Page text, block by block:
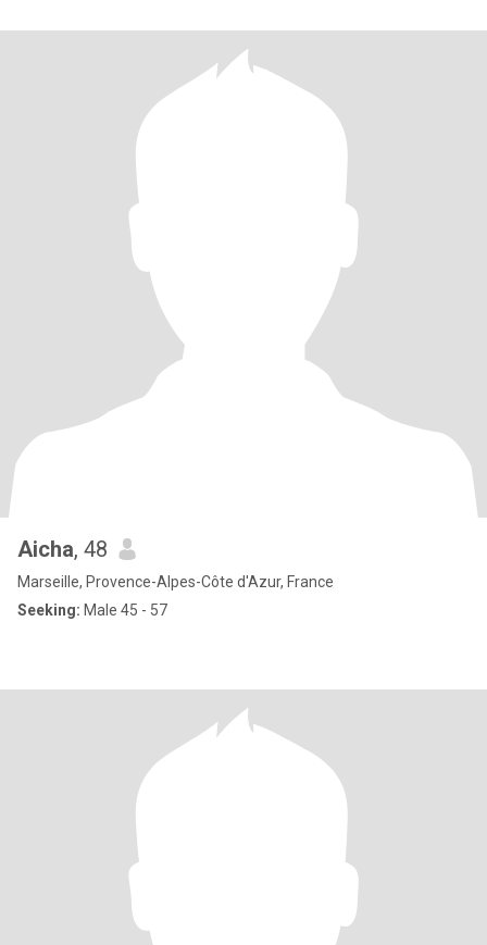
Aicha, 48
Marseille, Provence-Alpes-Côte d'Azur, France
Seeking: Male 45 - 57